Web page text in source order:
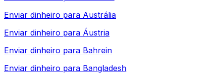
Enviar dinheiro para Austrália
Enviar dinheiro para Áustria
Enviar dinheiro para Bahrein
Enviar dinheiro para Bangladesh